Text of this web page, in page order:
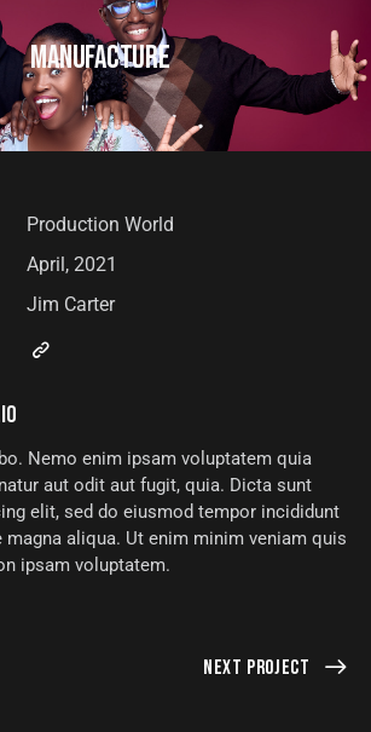
MANUFACTURE
Nemo enim ipsam voluptatem quia
aut odit aut fugit, quia. Dicta sunt
elit, sed do eiusmod tempor incididunt
magna aliqua. Ut enim minim veniam quis
ipsam voluptatem.
Production World
April, 2021
Jim Carter
Next Project